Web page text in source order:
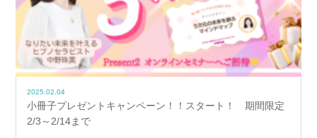
2025.02.04
小冊子プレゼントキャンペーン！！スタート！ 期間限定
2/3～2/14まで